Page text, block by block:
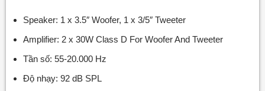
Speaker: 1 x 3.5″ Woofer, 1 x 3/5″ Tweeter
Amplifier: 2 x 30W Class D For Woofer And Tweeter
Tần số: 55-20.000 Hz
Độ nhạy: 92 dB SPL